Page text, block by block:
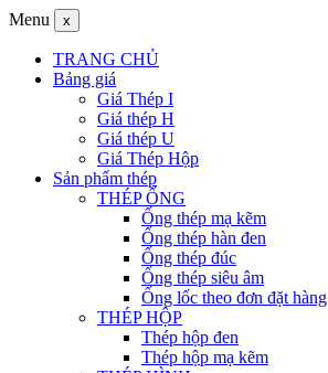
Menu x
TRANG CHỦ
Bảng giá
Giá Thép I
Giá thép H
Giá thép U
Giá Thép Hộp
Sản phẩm thép
THÉP ỐNG
Ống thép mạ kẽm
Ống thép hàn đen
Ống thép đúc
Ống thép siêu âm
Ống lốc theo đơn đặt hàng
THÉP HỘP
Thép hộp đen
Thép hộp mạ kẽm